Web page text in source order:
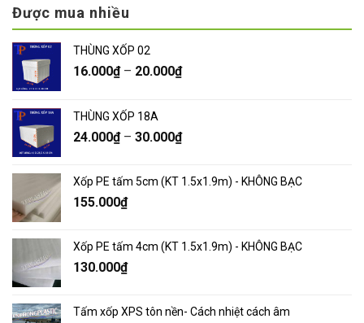
Được mua nhiều
THÙNG XỐP 02
16.000₫– 20.000₫
THÙNG XỐP 18A
24.000₫– 30.000₫
Xốp PE tấm 5cm (KT 1.5x1.9m) - KHÔNG BẠC
155.000₫
Xốp PE tấm 4cm (KT 1.5x1.9m) - KHÔNG BẠC
130.000₫
Tấm xốp XPS tôn nền- Cách nhiệt cách âm